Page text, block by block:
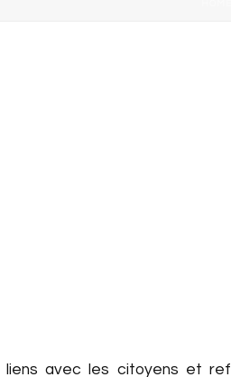
liens avec les citoyens et